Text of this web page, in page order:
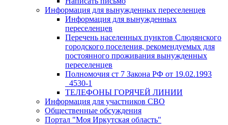
Информация для вынужденных переселенцев
Информация для вынужденных
переселенцев
Перечень населенных пунктов Слюдянского
городского поселения, рекомендуемых для
постоянного проживания вынужденных
переселенцев
Полномочия ст 7 Закона РФ от 19.02.1993
_4530-1
ТЕЛЕФОНЫ ГОРЯЧЕЙ ЛИНИИ
Информация для участников СВО
Общественные обсуждения
Портал "Моя Иркутская область"